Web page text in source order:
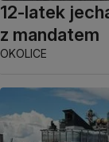
12-latek
z mandatem
OKOLICE